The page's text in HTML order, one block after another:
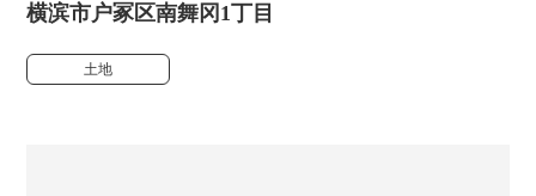
横滨市户冢区南舞冈1丁目
土地